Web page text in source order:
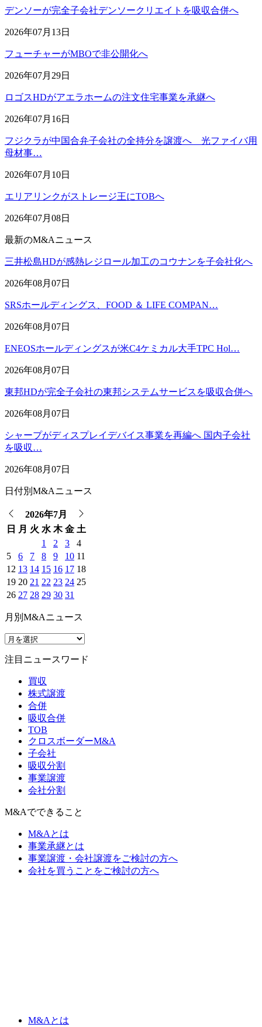
デンソーが完全子会社デンソークリエイトを吸収合併へ
2026年07月13日
フューチャーがMBOで非公開化へ
2026年07月29日
ロゴスHDがアエラホームの注文住宅事業を承継へ
2026年07月16日
フジクラが中国合弁子会社の全持分を譲渡へ 光ファイバ用
母材事…
2026年07月10日
エリアリンクがストレージ王にTOBへ
2026年07月08日
最新のM&Aニュース
三井松島HDが感熱レジロール加工のコウナンを子会社化へ
2026年08月07日
SRSホールディングス、FOOD ＆ LIFE COMPAN…
2026年08月07日
ENEOSホールディングスが米C4ケミカル大手TPC Hol…
2026年08月07日
東邦HDが完全子会社の東邦システムサービスを吸収合併へ
2026年08月07日
シャープがディスプレイデバイス事業を再編へ 国内子会社
を吸収…
2026年08月07日
日付別M&Aニュース
2026年7月
日
月 火 水 木 金 土
1
2 3
4
5
6 7 8 9 10 11
12 13 14 15 16 17 18
19 20 21 22 23 24 25
26 27 28 29 30 31
月別M&Aニュース
注目ニュースワード
買収
株式譲渡
合併
吸収合併
TOB
クロスボーダーM&A
子会社
吸収分割
事業譲渡
会社分割
M&Aでできること
M&Aとは
事業承継とは
事業譲渡・会社譲渡をご検討の方へ
会社を買うことをご検討の方へ
M&Aとは